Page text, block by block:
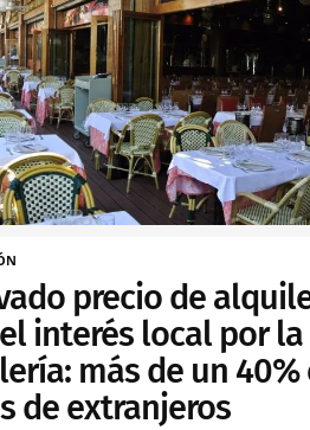
precio de
interés local por la
más de un 40%
de extranjeros